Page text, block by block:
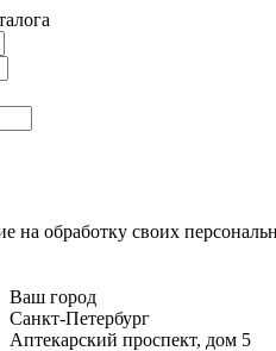
на обработку своих
Ваш город
Санкт-Петербург
Аптекарский проспект, дом 5